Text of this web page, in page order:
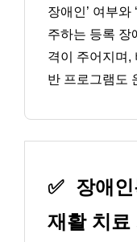
장애인’ 여부와
주하는 등록 장
격이 주어지며,
반 프로그램도
✅ 장애
재활 치료